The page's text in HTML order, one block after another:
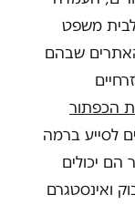
לבית משפט
שבהם
הכפתור
לסייע ברמה
הם יכולים
ואינסטגרם